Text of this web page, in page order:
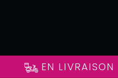
DESSERTS